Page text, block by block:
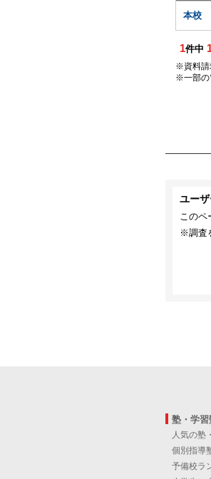
本校
1件中
※資料請
※一部の
ユー
このペ
※調査
塾・学
人気の塾
個別指導
予備校ラ